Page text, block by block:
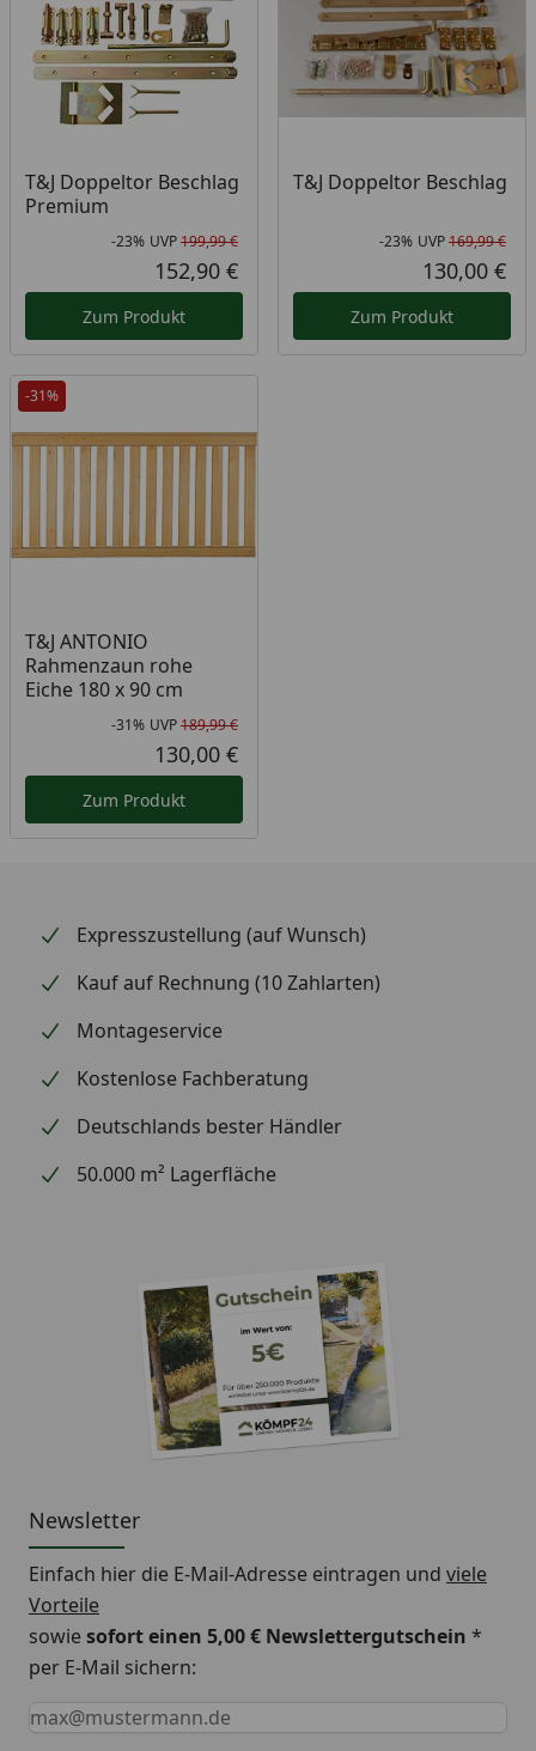
T&J Doppeltor Beschlag
Premium
Rabatt in Prozent
-23%
Ursprünglicher Preis
UVP199,99 €
Aktueller Preis
152,90 €
Zum Produkt
T&J Doppeltor Beschlag
-23% UVP169,99 €
130,00 €
Zum Produkt
-31%
T&J ANTONIO
Rahmenzaun rohe
Eiche 180 x 90 cm
Rabatt in Prozent
-31%
Ursprünglicher Preis
UVP189,99 €
Aktueller Preis
130,00 €
Zum Produkt
Expresszustellung (auf Wunsch)
Kauf auf Rechnung (10 Zahlarten)
Montageservice
Kostenlose Fachberatung
Deutschlands bester Händler
50.000 m² Lagerfläche
Newsletter
Einfach hier die E-Mail-Adresse eintragen und viele
Vorteile
sowiesofort einen 5,00 € Newslettergutschein *
per E-Mail sichern:
Keine Eingabe erforderlich
Eingabe erforderlich
E-Mail *